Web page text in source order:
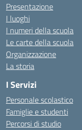
Presentazione
I luoghi
I numeri della scuola
Le carte della scuola
Organizzazione
La storia
I Servizi
Personale scolastico
Famiglie e studenti
Percorsi di studio